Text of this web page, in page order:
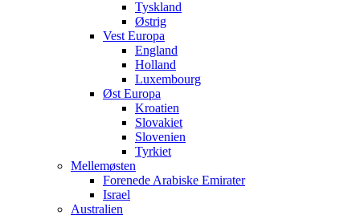
Tyskland
Østrig
Vest Europa
England
Holland
Luxembourg
Øst Europa
Kroatien
Slovakiet
Slovenien
Tyrkiet
Mellemøsten
Forenede Arabiske Emirater
Israel
Australien